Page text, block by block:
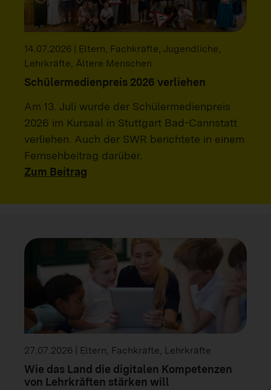
14.07.2026 | Eltern, Fachkräfte, Jugendliche,
Lehrkräfte, Ältere Menschen
Schülermedienpreis 2026 verliehen
Am 13. Juli wurde der Schülermedienpreis
2026 im Kursaal in Stuttgart Bad-Cannstatt
verliehen. Auch der SWR berichtete in einem
Fernsehbeitrag darüber.
Zum Beitrag
27.07.2026 | Eltern, Fachkräfte, Lehrkräfte
Wie das Land die digitalen Kompetenzen
von Lehrkräften stärken will